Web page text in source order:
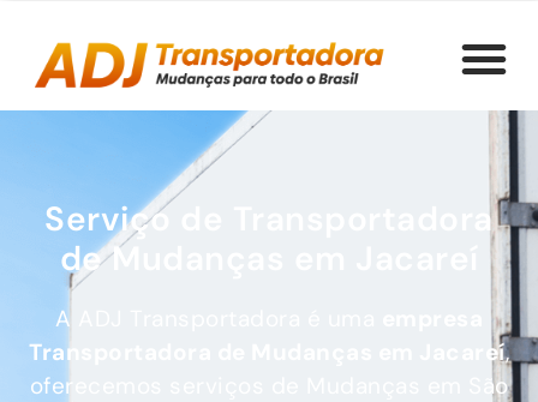
Serviço de Transportadora
de Mudanças em Jacareí
A ADJ Transportadora é uma
Transportadora de Mudanças
em Jacareí,
oferecemos serviços de Mudanças em São